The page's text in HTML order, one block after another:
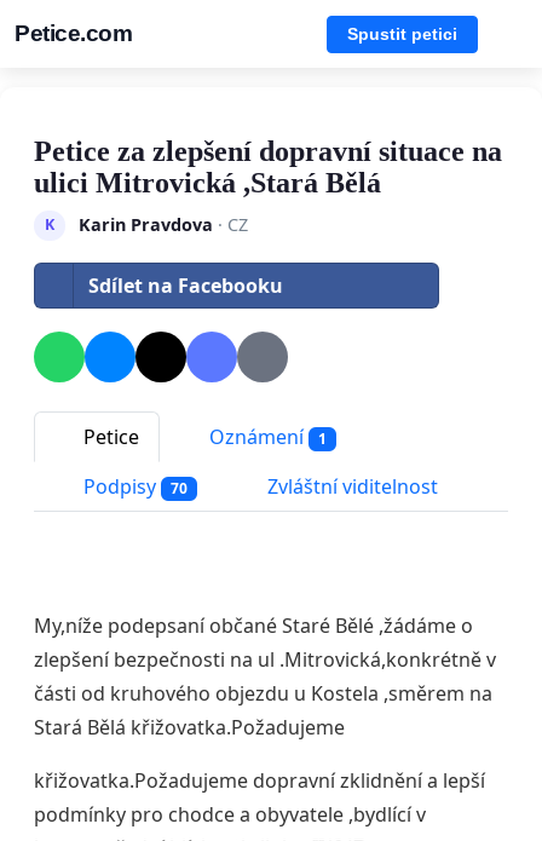
Petice.com Spustit petici
Petice za zlepšení dopravní situace na
ulici Mitrovická ,Stará Bělá
K Karin Pravdova · CZ
Sdílet na Facebooku
Petice Oznámení 1
Podpisy 70 Zvláštní viditelnost
My,níže podepsaní občané Staré Bělé ,žádáme o
zlepšení bezpečnosti na ul .Mitrovická,konkrétně v
části od kruhového objezdu u Kostela ,směrem na
Stará Bělá křižovatka.Požadujeme
křižovatka.Požadujeme dopravní zklidnění a lepší
podmínky pro chodce a obyvatele ,bydlící v